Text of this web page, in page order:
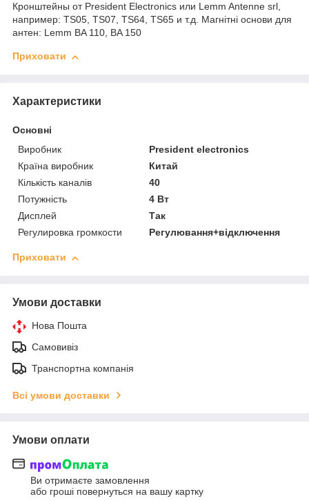
Кронштейны от President Electronics или Lemm Antenne srl,
например: TS05, TS07, TS64, TS65 и т.д. Магнітні основи для
антен: Lemm BA 110, BA 150
Приховати
Характеристики
Основні
Виробник
President electronics
Країна виробник
Китай
Кількість каналів
40
Потужність
4 Вт
Дисплей
Так
Регулировка громкости
Регулювання+відключення
Приховати
Умови доставки
Нова Пошта
Самовивіз
Транспортна компанія
Всі умови доставки
Умови оплати
Ви отримаєте замовлення
або гроші повернуться на вашу картку